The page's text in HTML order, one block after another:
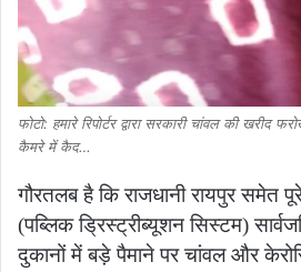
फोटो: हमारे रिपोर्टर द्वारा सरकारी चांवल की खरीद
कैमरे में कैद…
गौरतलब है कि राजधानी रायपुर समेत
(पब्लिक ड्रिस्ट्रीब्यूशन सिस्टम)
दुकानों में बड़े पैमाने पर चांवल और